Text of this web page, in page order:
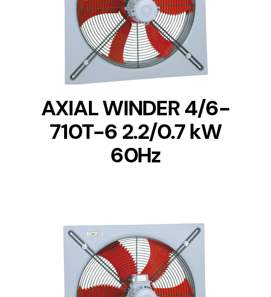
DETAILS
AXIAL WINDER 4/6-
710T-6 2.2/0.7 kW
60Hz